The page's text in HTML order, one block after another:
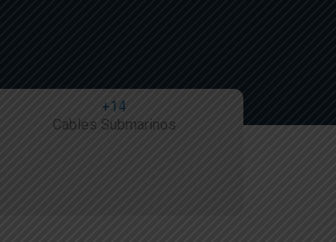
+14
Cables Submarinos